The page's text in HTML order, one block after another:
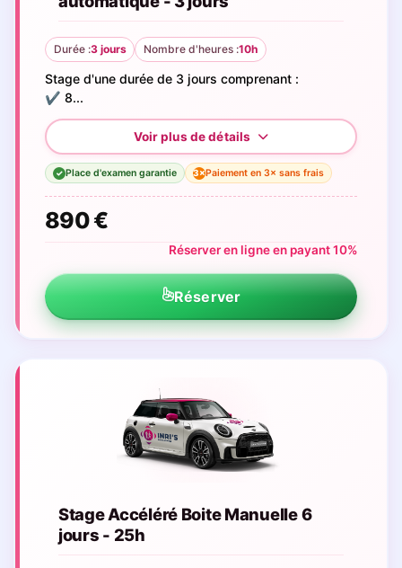
Durée :3 jours Nombre d'heures :10h
Stage d'une durée de 3 jours comprenant :
✔️ 8...
✓ Place d'examen garantie 3×Paiement en 3× sans frais
890 €
Réserver en ligne en payant 10%
Réserver
Stage Accéléré Boite Manuelle 6
jours - 25h